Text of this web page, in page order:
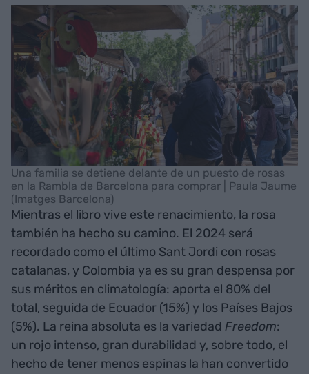
Una familia se detiene delante de un puesto de rosas
en la Rambla de Barcelona para comprar | Paula Jaume
(Imatges Barcelona)
Mientras el libro vive este renacimiento, la rosa
también ha hecho su camino. El 2024 será
recordado como el último Sant Jordi con rosas
catalanas, y Colombia ya es su gran despensa por
sus méritos en climatología: aporta el 80% del
total, seguida de Ecuador (15%) y los Países Bajos
(5%). La reina absoluta es la variedad Freedom:
un rojo intenso, gran durabilidad y, sobre todo, el
hecho de tener menos espinas la han convertido